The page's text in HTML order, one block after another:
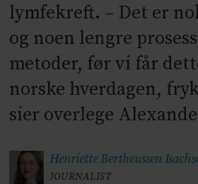
lymfekreft. – Det er
og noen lengre
metoder, før vi får
norske hverdagen,
sier overlege
Henriette Bertheussen
JOURNALIST